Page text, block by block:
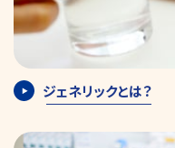
ジェネリックとは？